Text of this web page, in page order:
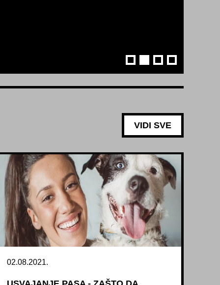
VIDI SVE
02.08.2021.